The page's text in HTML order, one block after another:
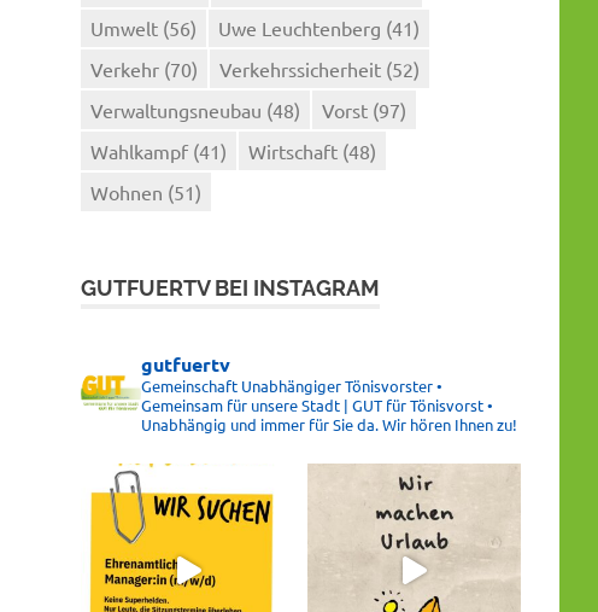
Umwelt (56) Uwe Leuchtenberg (41)
Verkehr (70) Verkehrssicherheit (52)
Verwaltungsneubau (48) Vorst (97)
Wahlkampf (41) Wirtschaft (48)
Wohnen (51)
GUTFUERTV BEI INSTAGRAM
gutfuertv
Gemeinschaft Unabhängiger Tönisvorster •
Gemeinsam für unsere Stadt | GUT für Tönisvorst •
Unabhängig und immer für Sie da. Wir hören Ihnen zu!